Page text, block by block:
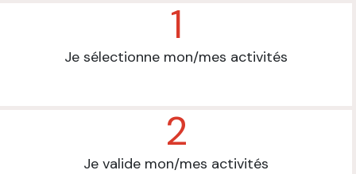
1
Je sélectionne mon/mes activités
2
Je valide mon/mes activités